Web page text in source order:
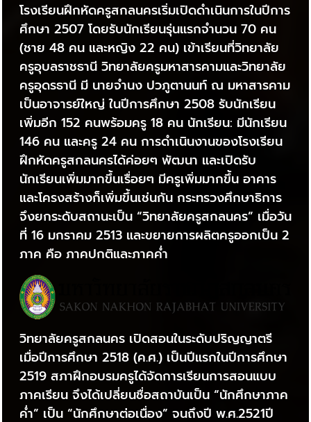
โรงเรียนฝึกหัดครูสกลนครเริ่มเปิดดำเนินการในปีการ
ศึกษา 2507 โดยรับนักเรียนรุ่นแรกจำนวน 70 คน
(ชาย 48 คน และหญิง 22 คน) เข้าเรียนที่วิทยาลัย
ครูอุบลราชธานี วิทยาลัยครูมหาสารคามและวิทยาลัย
ครูอุดรธานี มี นายจำนง ปวภูตานนท์ ณ มหาสารคาม
เป็นอาจารย์ใหญ่ ในปีการศึกษา 2508 รับนักเรียน
เพิ่มอีก 152 คนพร้อมครู 18 คน นักเรียน: มีนักเรียน
146 คน และครู 24 คน การดำเนินงานของโรงเรียน
ฝึกหัดครูสกลนครได้ค่อยๆ พัฒนา และเปิดรับ
นักเรียนเพิ่มมากขึ้นเรื่อยๆ มีครูเพิ่มมากขึ้น อาคาร
และโครงสร้างก็เพิ่มขึ้นเช่นกัน กระทรวงศึกษาธิการ
จึงยกระดับสถานะเป็น “วิทยาลัยครูสกลนคร” เมื่อวัน
ที่ 16 มกราคม 2513 และขยายการผลิตครูออกเป็น 2
ภาค คือ ภาคปกติและภาคค่ำ
วิทยาลัยครูสกลนคร เปิดสอนในระดับปริญญาตรี
เมื่อปีการศึกษา 2518 (ค.ศ.) เป็นปีแรกในปีการศึกษา
2519 สภาฝึกอบรมครูได้จัดการเรียนการสอนแบบ
ภาคเรียน จึงได้เปลี่ยนชื่อสถาบันเป็น “นักศึกษาภาค
ค่ำ” เป็น “นักศึกษาต่อเนื่อง” จนถึงปี พ.ศ.2521ปี